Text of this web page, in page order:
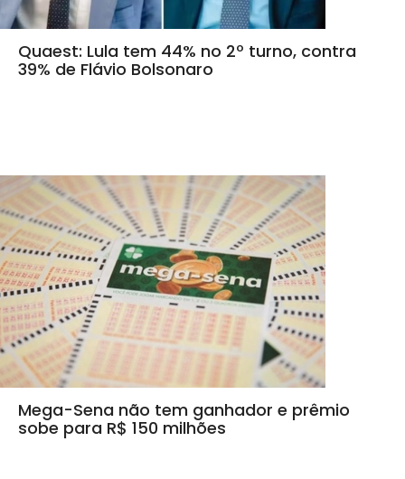
Quaest: Lula tem 44% no 2º turno, contra
39% de Flávio Bolsonaro
Mega-Sena não tem ganhador e prêmio
sobe para R$ 150 milhões